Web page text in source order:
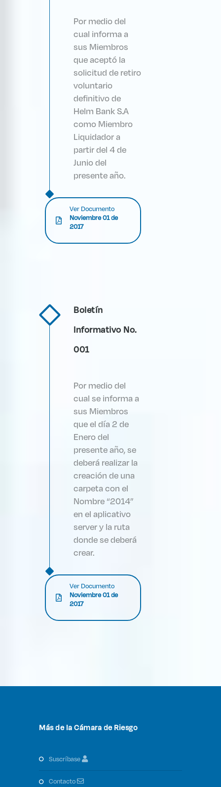
Por medio del
cual informa a
sus Miembros
que aceptó la
solicitud de retiro
voluntario
definitivo de
Helm Bank S.A
como Miembro
Liquidador a
partir del 4 de
Junio del
presente año.
Ver Documento
Noviembre 01 de
2017
Boletín
Informativo No.
001
Por medio del
cual se informa a
sus Miembros
que el día 2 de
Enero del
presente año, se
deberá realizar la
creación de una
carpeta con el
Nombre “2014”
en el aplicativo
server y la ruta
donde se deberá
crear.
Ver Documento
Noviembre 01 de
2017
Más de la Cámara de Riesgo
suscríbase
contacto